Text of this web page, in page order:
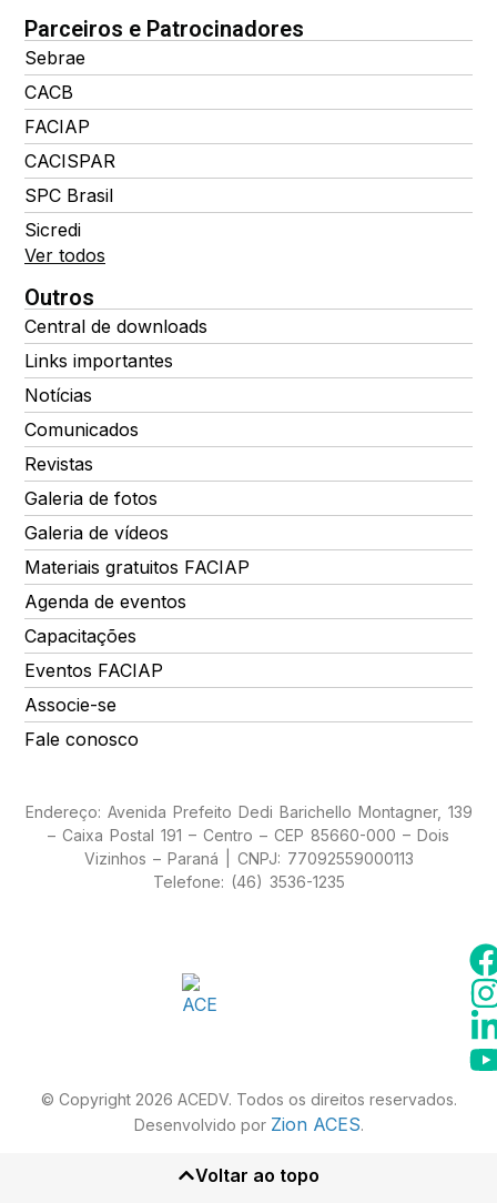
Parceiros e Patrocinadores
Sebrae
CACB
FACIAP
CACISPAR
SPC Brasil
Sicredi
Ver todos
Outros
Central de downloads
Links importantes
Notícias
Comunicados
Revistas
Galeria de fotos
Galeria de vídeos
Materiais gratuitos FACIAP
Agenda de eventos
Capacitações
Eventos FACIAP
Associe-se
Fale conosco
Endereço: Avenida Prefeito Dedi Barichello Montagner, 139
– Caixa Postal 191 – Centro – CEP 85660-000 – Dois
Vizinhos – Paraná | CNPJ: 77092559000113
Telefone: (46) 3536-1235
© Copyright 2026 ACEDV. Todos os direitos reservados.
Desenvolvido por Zion ACES.
Voltar ao topo